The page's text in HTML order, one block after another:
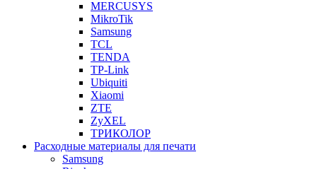
MERCUSYS
MikroTik
Samsung
TCL
TENDA
TP-Link
Ubiquiti
Xiaomi
ZTE
ZyXEL
ТРИКОЛОР
Расходные материалы для печати
Samsung